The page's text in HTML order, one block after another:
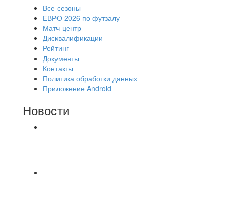
Все сезоны
ЕВРО 2026 по футзалу
Матч-центр
Дисквалификации
Рейтинг
Документы
Контакты
Политика обработки данных
Приложение Android
Новости